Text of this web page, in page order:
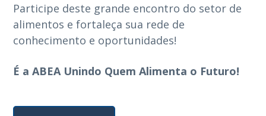
Participe deste grande encontro do setor de
alimentos e fortaleça sua rede de
conhecimento e oportunidades!
É a ABEA Unindo Quem Alimenta o Futuro!